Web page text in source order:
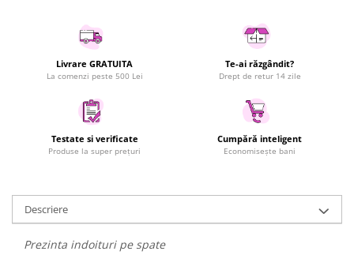
Accesorii si piese masini spalat
rufe si uscatoare
Accesorii si piese masini spalat
Aparate Frigorifice
Aparate Racire Aer
Aragaze si cuptoare cu microunde
Climatizare & sisteme de incalzire
Fiare de calcat si masini de cusut
Ingrijire Locuinta
Purificatoare de aer
Livrare GRATUITA
La comenzi peste 500 Lei
Te-ai răzgândit?
Drept de retur 14 zile
Testate si verificate
Produse la super prețuri
Cumpără inteligent
Economisește bani
Descriere
Prezinta indoituri pe spate